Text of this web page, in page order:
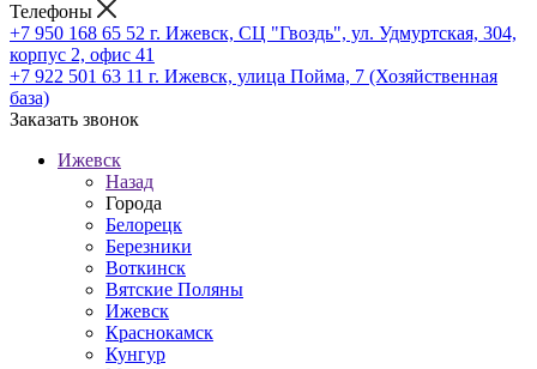
Телефоны
+7 950 168 65 52 г. Ижевск, СЦ "Гвоздь", ул. Удмуртская, 304,
корпус 2, офис 41
+7 922 501 63 11 г. Ижевск, улица Пойма, 7 (Хозяйственная
база)
Заказать звонок
Ижевск
Назад
Города
Белорецк
Березники
Воткинск
Вятские Поляны
Ижевск
Краснокамск
Кунгур